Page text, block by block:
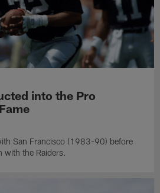
into the Pro
San Francisco (1983-90) before
with the Raiders.